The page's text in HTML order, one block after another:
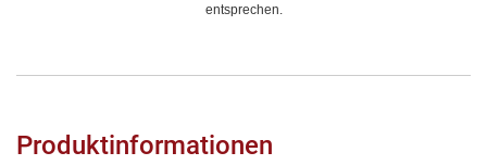
entsprechen.
Produktinformationen